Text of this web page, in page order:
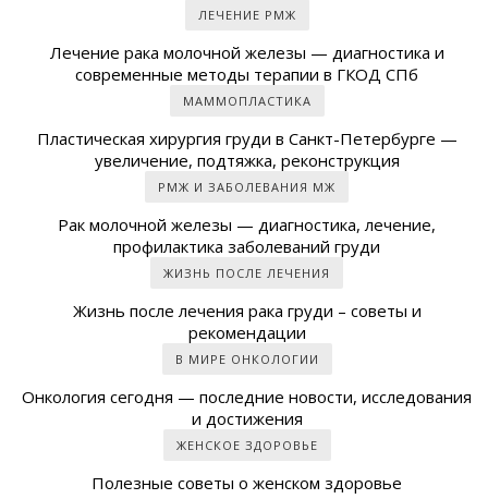
ЛЕЧЕНИЕ РМЖ
Лечение рака молочной железы — диагностика и
современные методы терапии в ГКОД СПб
МАММОПЛАСТИКА
Пластическая хирургия груди в Санкт-Петербурге —
увеличение, подтяжка, реконструкция
РМЖ И ЗАБОЛЕВАНИЯ МЖ
Рак молочной железы — диагностика, лечение,
профилактика заболеваний груди
ЖИЗНЬ ПОСЛЕ ЛЕЧЕНИЯ
Жизнь после лечения рака груди – советы и
рекомендации
В МИРЕ ОНКОЛОГИИ
Онкология сегодня — последние новости, исследования
и достижения
ЖЕНСКОЕ ЗДОРОВЬЕ
Полезные советы о женском здоровье